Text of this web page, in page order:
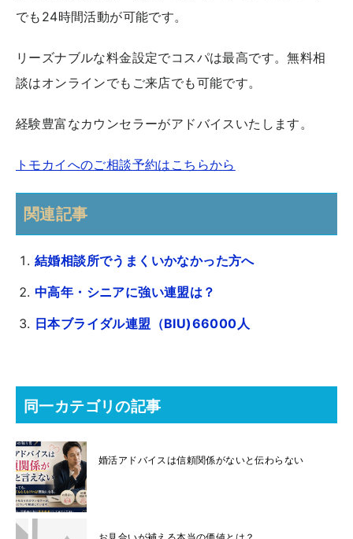
でも24時間活動が可能です。
リーズナブルな料金設定でコスパは最高です。無料相
談はオンラインでもご来店でも可能です。
経験豊富なカウンセラーがアドバイスいたします。
トモカイへのご相談予約はこちらから
関連記事
結婚相談所でうまくいかなかった方へ
中高年・シニアに強い連盟は？
日本ブライダル連盟（BIU)66000人
同一カテゴリの記事
婚活アドバイスは信頼関係がないと伝わらない
お見合いが補える本当の価値とは？